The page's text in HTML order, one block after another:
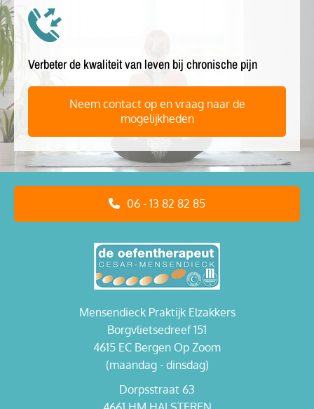
Verbeter de kwaliteit van leven bij chronische pijn
Neem contact op en vraag naar de
mogelijkheden
06 - 13 82 82 85
Mensendieck Praktijk Elzakkers
Borgvlietsedreef 151
4615 EC Bergen Op Zoom
(maandag - dinsdag)
Dorpsstraat 63